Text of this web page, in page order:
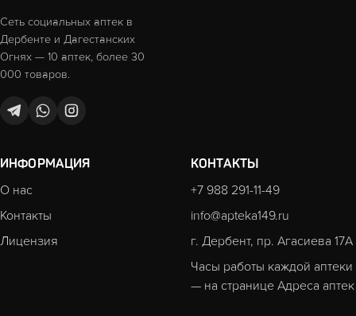
Сеть социальных аптек в
Дербенте и Дагестанских
Огнях — 10 аптек, более 30
000 товаров.
ИНФОРМАЦИЯ
О нас
Контакты
Лицензия
КОНТАКТЫ
+7 988 291-11-49
info@apteka149.ru
г. Дербент, пр. Агасиева 17А
Часы работы каждой аптеки
— на странице Адреса аптек